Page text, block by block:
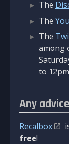
The
The
The
among
to
Any
Recalbox
free!